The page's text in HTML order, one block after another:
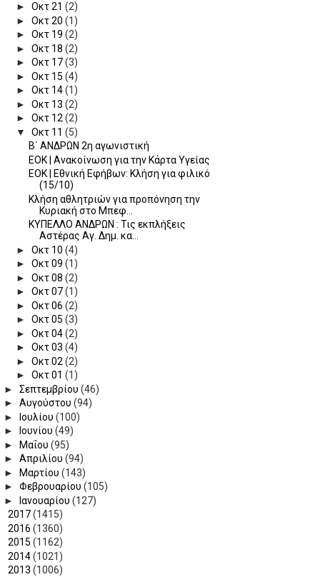
►Οκτ 21(2)
►Οκτ 20(1)
►Οκτ 19(2)
►Οκτ 18(2)
►Οκτ 17(3)
►Οκτ 15(4)
►Οκτ 14(1)
►Οκτ 13(2)
►Οκτ 12(2)
▼Οκτ 11(5)
Β΄ ΑΝΔΡΩΝ 2η αγωνιστική
ΕΟΚ | Ανακοίνωση για την Κάρτα Υγείας
ΕΟΚ | Εθνική Εφήβων: Κλήση για φιλικό
(15/10)
Κλήση αθλητριών για προπόνηση την
Κυριακή στο Μπεφ...
ΚΥΠΕΛΛΟ ΑΝΔΡΩΝ : Τις εκπλήξεις
Αστέρας Αγ. Δημ. κα...
►Οκτ 10(4)
►Οκτ 09(1)
►Οκτ 08(2)
►Οκτ 07(1)
►Οκτ 06(2)
►Οκτ 05(3)
►Οκτ 04(2)
►Οκτ 03(4)
►Οκτ 02(2)
►Οκτ 01(1)
►Σεπτεμβρίου(46)
►Αυγούστου(94)
►
Ιουλίου(100)
►
Ιουνίου(49)
► Μαΐου(95)
►Απριλίου(94)
► Μαρτίου(143)
►Φεβρουαρίου(105)
►
Ιανουαρίου(127)
2017(1415)
2016 (1360)
2015 (1162)
2014(1021)
2013 (1006)